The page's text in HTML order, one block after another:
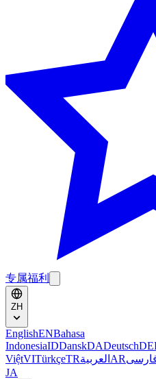
专属福利
ZH
EnglishENBahasa
IndonesiaIDDanskDADeutschDE
ViệtVITürkçeTRالعربية AR
JA